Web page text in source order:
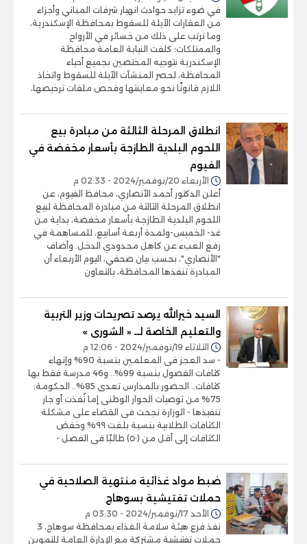
في ضوء تزايد حوادث انهيار شرفات المباني وأجزاء
من العقارات الآيلة للسقوط بمحافظة الإسكندرية،
وما ترتب على ذلك من خسائر في الأرواح
والممتلكات؛ كلفت النيابة العامة محافظة
الإسكندرية بتوجيه المختصين بجميع أحياء
المحافظة، لحصر المنشآت الآيلة للسقوط واتخاذ
اللازم قانونًا نحو معاينتها وفحص ملفات ترخيصها،
انطلاق المرحلة الثالثة من مبادرة بيع
اللحوم البلدية الطازجة بأسعار مخفضة في
الفيوم
الأربعاء 20/نوفمبر/2024 - 02:33 م
أعلن الدكتور أحمد الأنصاري، محافظ الفيوم، عن
انطلاق المرحلة الثالثة من مبادرة المحافظة لبيع
اللحوم البلدية الطازجة بأسعار مخفضة، بداية من
غد- الخميس-ولمدة أربعة أسابيع، للمساهمة في
رفع العبء عن كاهل محدودي الدخل. وأضاف
"الأنصاري"، بحسب بيان صحفي، اليوم الأربعاء أن
المبادرة تنفذها المحافظة، بالتعاون
السيد خيرالله يرصد تصريحات وزير التربية
والتعليم الخاصة لــ « الشورى »
الثلاثاء 19/نوفمبر/2024 - 12:06 م
- سد العجز فى المعلمين بنسبة 90% وإنهاء
كثافات الفصول بنسبة 99%.. و46 مدرسة فقط بها
كثافات.. الحضور بالمدارس تعدى 85%.. الحكومة:
75% من توصيات الحوار الوطنى إما نُفذت أو جار
تنفيذها - الوزارة نجحت فى القضاء على مشكلة
الكثافات الطلابية بنسبة بلغت ٩٩% وخفض
الكثافات إلى أقل من (٥٠) طالبًا فى الفصل -
ضبط مواد غذائية منتهية الصلاحية في
حملات تفتيشية بسوهاج
الأحد 17/نوفمبر/2024 - 03:30 م
نفذ فرع هيئة سلامة الغذاء بمحافظة سوهاج، 3
حملات تفتيشية مشتركة مع الإدارة العامة للتموين